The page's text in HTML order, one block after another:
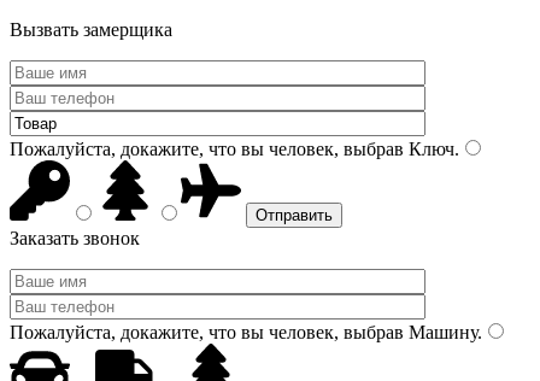
Вызвать замерщика
Пожалуйста, докажите, что вы человек, выбрав Ключ.
Заказать звонок
Пожалуйста, докажите, что вы человек, выбрав Машину.